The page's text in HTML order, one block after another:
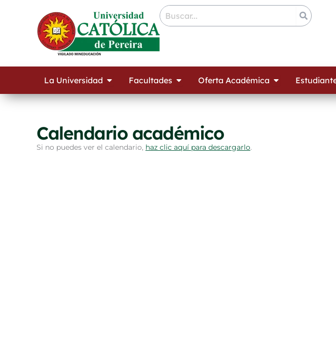
La Universidad Open La Universidad
Facultades Open Facultades
Oferta Académica Open Oferta
Calendario académico
Si no puedes ver el calendario, haz clic aquí para descargarlo.